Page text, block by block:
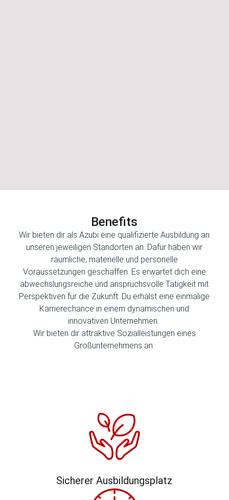
1100,- Euro
Benefits
Wir bieten dir als Azubi eine qualifizierte Ausbildung an
unseren jeweiligen Standorten an. Dafür haben wir
räumliche, materielle und personelle
Voraussetzungen geschaffen. Es erwartet dich eine
abwechslungsreiche und anspruchsvolle Tätigkeit mit
Perspektiven für die Zukunft. Du erhälst eine einmalige
Karrierechance in einem dynamischen und
innovativen Unternehmen.
Wir bieten dir attraktive Sozialleistungen eines
Großunternehmens an:
Sicherer Ausbildungsplatz